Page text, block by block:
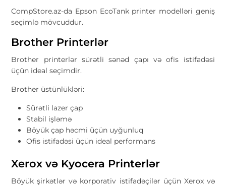
CompStore.az-da Epson EcoTank printer modelləri geniş
seçimlə mövcuddur.
Brother Printerlər
Brother printerlər sürətli sənəd çapı və ofis istifadəsi
üçün ideal seçimdir.
Brother üstünlükləri:
Sürətli lazer çap
Stabil işləmə
Böyük çap həcmi üçün uyğunluq
Ofis istifadəsi üçün ideal performans
Xerox və Kyocera Printerlər
Böyük şirkətlər və korporativ istifadəçilər üçün Xerox və